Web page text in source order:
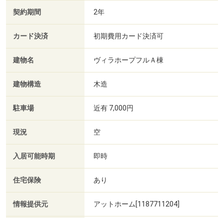
契約期間 2年
カード決済 初期費用カード決済可
建物名 ヴィラホープフルＡ棟
建物構造 木造
駐車場 近有 7,000円
現況 空
入居可能時期 即時
住宅保険 あり
情報提供元 アットホーム[1187711204]